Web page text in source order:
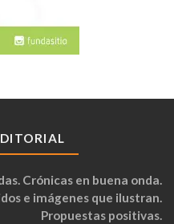
Crónicas en buena onda.
e imágenes que ilustran.
Propuestas positivas.